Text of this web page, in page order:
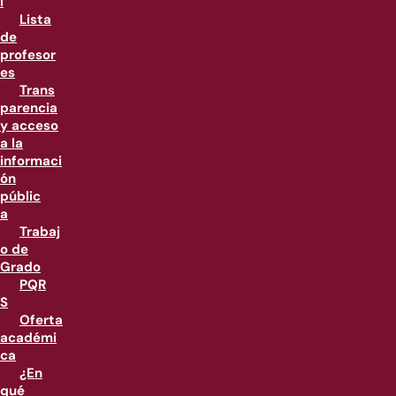
Lista
de
profesor
es
Trans
parencia
y acceso
a la
informaci
ón
públic
a
Trabaj
o de
Grado
PQR
S
Oferta
académi
ca
¿En
qué